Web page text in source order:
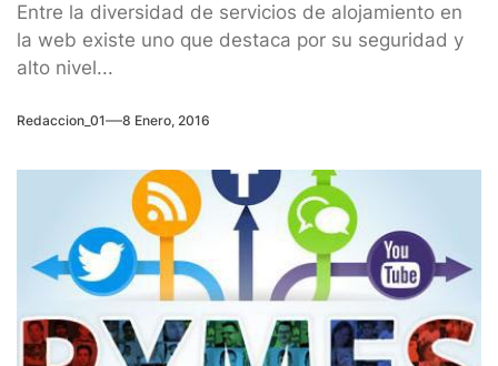
Entre la diversidad de servicios de alojamiento en
la web existe uno que destaca por su seguridad y
alto nivel...
Redaccion_01 8 Enero, 2016